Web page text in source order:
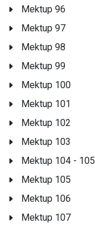
Mektup 96
Mektup 97
Mektup 98
Mektup 99
Mektup 100
Mektup 101
Mektup 102
Mektup 103
Mektup 104 - 105
Mektup 105
Mektup 106
Mektup 107